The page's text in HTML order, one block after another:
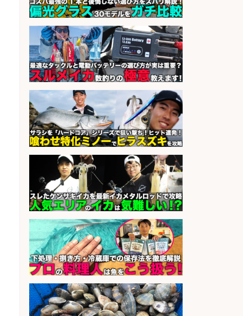
釣り具のかんたん軽作業/高収入/交
通費支給/制服貸与/正社員登用あり
会社名 株式会社REnista
sponsored by 求人ボックス
さらに求人情報を見る